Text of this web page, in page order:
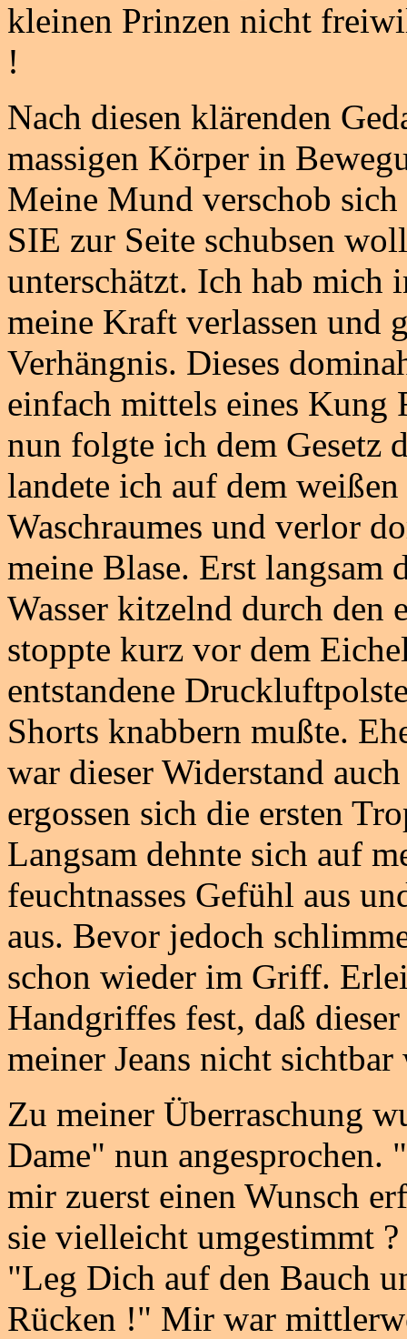
kleinen Prinzen nicht
!
Nach diesen klärenden
massigen Körper in
Meine Mund verschob
SIE zur Seite schubsen
unterschätzt. Ich hab mich
meine Kraft verlassen und
Verhängnis. Dieses
einfach mittels eines Kung
nun folgte ich dem Gesetz
landete ich auf dem
Waschraumes und verlor
meine Blase. Erst langsam
Wasser kitzelnd durch den
stoppte kurz vor dem
entstandene
Shorts knabbern mußte.
war dieser Widerstand
ergossen sich die ersten
Langsam dehnte sich auf
feuchtnasses Gefühl aus
aus. Bevor jedoch
schon wieder im Griff.
Handgriffes fest, daß
meiner Jeans nicht sichtbar
Zu meiner Überraschung
Dame" nun
mir zuerst einen Wunsch
sie vielleicht umgestimmt
"Leg Dich auf den Bauch
Rücken !" Mir war